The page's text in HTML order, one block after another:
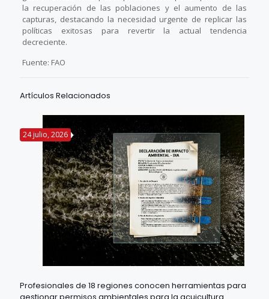
la recuperación de las poblaciones y el aumento de las
capturas, destacando la necesidad urgente de replicar las
políticas exitosas para revertir la actual tendencia
decreciente.
Fuente: FAO
Artículos Relacionados
24 julio, 2026
Profesionales de 18 regiones conocen herramientas para